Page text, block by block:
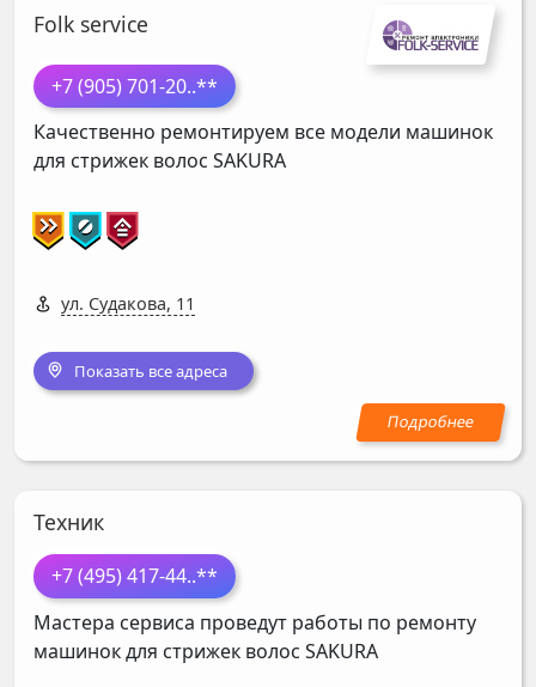
Folk service
+7 (905) 701-20..**
Качественно ремонтируем все модели машинок
для стрижек волос SAKURA
ул. Судакова, 11
Показать все адреса
Техник
+7 (495) 417-44..**
Мастера сервиса проведут работы по ремонту
машинок для стрижек волос SAKURA